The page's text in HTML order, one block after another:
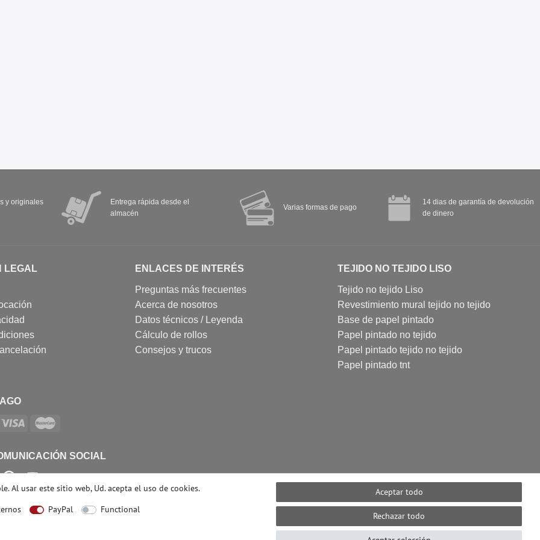
y originales
Entrega rápida desde el
almacén
Varias formas de pago
14 dias de garantía de devolución
de dinero
LEGAL ENLACES DE INTERÉS
Preguntas más frecuentes
Acerca de nosotros
Datos técnicos / Leyenda
Cálculo de rollos
Consejos y trucos
TEJIDO NO TEJIDO LISO
Tejido no tejido Liso
Revestimiento mural tejido no tejido
Base de papel pintado
Papel pintado no tejido
Papel pintado tejido no tejido
Papel pintado tnt
SOCIAL
Al usar este sitio web, Ud. acepta el uso de cookies.
PayPal Functional
Aceptar todo
Rechazar todo